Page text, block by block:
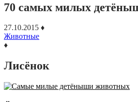
70 самых милых
27.10.2015 ♦
Животные
♦
Лисёнок